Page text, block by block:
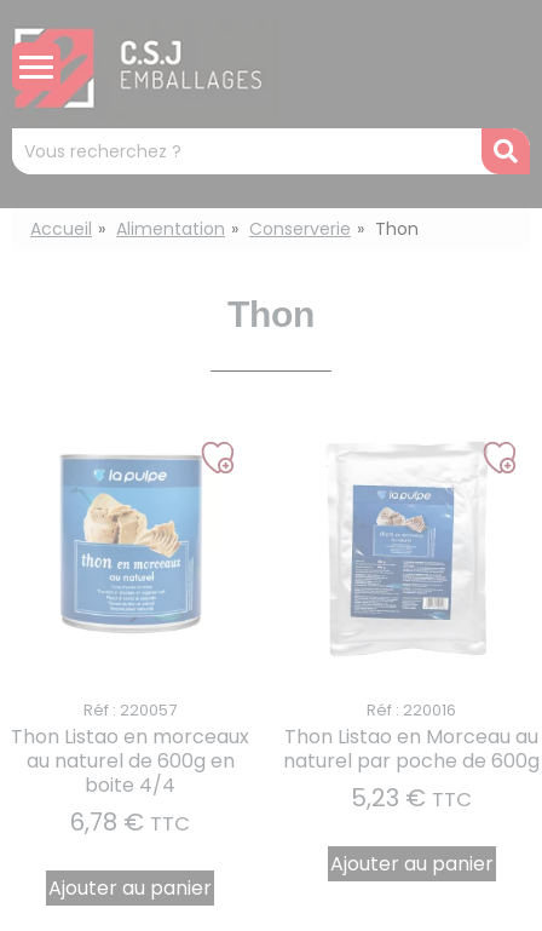
Mots
clés
:
Accueil Alimentation Conserverie Thon
Thon
Réf : 220057
Thon Listao en morceaux
au naturel de 600g en
boite 4/4
6,78 € TTC
Ajouter au panier
Réf : 220016
Thon Listao en Morceau au
naturel par poche de 600g
5,23 € TTC
Ajouter au panier